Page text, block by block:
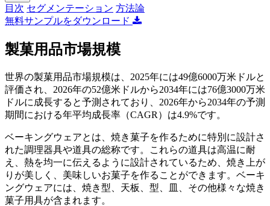
目次 セグメンテーション 方法論
無料サンプルをダウンロード
製菓用品市場規模
世界の製菓用品市場規模は、2025年には49億6000万米ドルと
評価され、2026年の52億米ドルから2034年には76億3000万米
ドルに成長すると予測されており、2026年から2034年の予測
期間における年平均成長率（CAGR）は4.9%です。
ベーキングウェアとは、焼き菓子を作るために特別に設計さ
れた調理器具や道具の総称です。これらの道具は高温に耐
え、熱を均一に伝えるように設計されているため、焼き上が
りが美しく、美味しいお菓子を作ることができます。ベーキ
ングウェアには、焼き型、天板、型、皿、その他様々な焼き
菓子用具が含まれます。